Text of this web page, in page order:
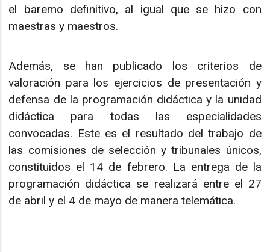
el baremo definitivo, al igual que se hizo con
maestras y maestros.
Además, se han publicado los criterios de
valoración para los ejercicios de presentación y
defensa de la programación didáctica y la unidad
didáctica para todas las especialidades
convocadas. Este es el resultado del trabajo de
las comisiones de selección y tribunales únicos,
constituidos el 14 de febrero. La entrega de la
programación didáctica se realizará entre el 27
de abril y el 4 de mayo de manera telemática.